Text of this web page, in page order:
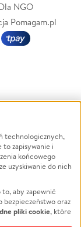
NGO
Pomagam.pl
Powódź
Wichura
NGO
Podróż
technologicznych,
to zapisywanie i
końcowego
uzyskiwanie do nich
aby zapewnić
bezpieczeństwo oraz
pliki cookie, które